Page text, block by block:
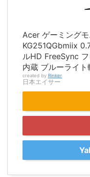
Acer ゲーミング
KG251QGbmiix
ルHD FreeSync
内蔵 ブルーライト
created by Rinker
日本エイサー